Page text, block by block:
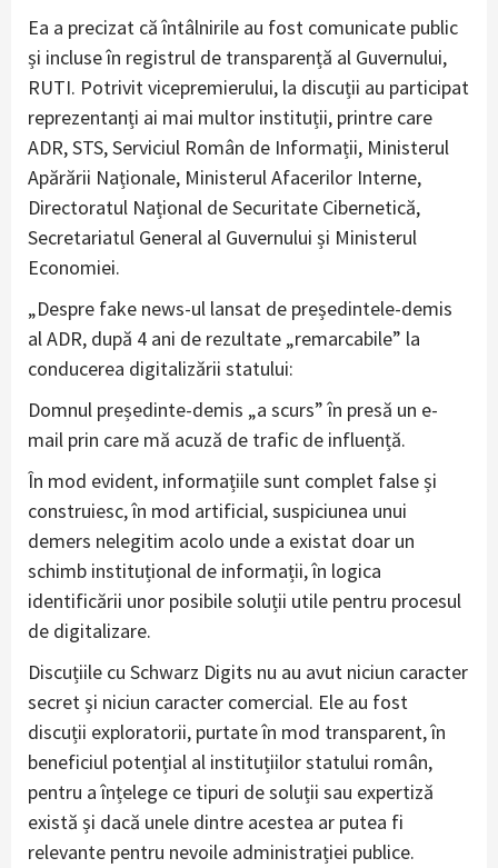
Ea a precizat că întâlnirile au fost comunicate public
și incluse în registrul de transparență al Guvernului,
RUTI. Potrivit vicepremierului, la discuții au participat
reprezentanți ai mai multor instituții, printre care
ADR, STS, Serviciul Român de Informații, Ministerul
Apărării Naționale, Ministerul Afacerilor Interne,
Directoratul Național de Securitate Cibernetică,
Secretariatul General al Guvernului și Ministerul
Economiei.
„Despre fake news-ul lansat de președintele-demis
al ADR, după 4 ani de rezultate „remarcabile” la
conducerea digitalizării statului:
Domnul președinte-demis „a scurs” în presă un e-
mail prin care mă acuză de trafic de influență.
În mod evident, informațiile sunt complet false și
construiesc, în mod artificial, suspiciunea unui
demers nelegitim acolo unde a existat doar un
schimb instituțional de informații, în logica
identificării unor posibile soluții utile pentru procesul
de digitalizare.
Discuțiile cu Schwarz Digits nu au avut niciun caracter
secret și niciun caracter comercial. Ele au fost
discuții exploratorii, purtate în mod transparent, în
beneficiul potențial al instituțiilor statului român,
pentru a înțelege ce tipuri de soluții sau expertiză
există și dacă unele dintre acestea ar putea fi
relevante pentru nevoile administrației publice.